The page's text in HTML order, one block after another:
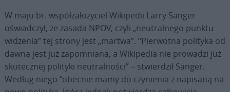
W maju br. współzałożyciel Wikipedii Larry Sanger
oświadczył, że zasada NPOV, czyli „neutralnego punktu
widzenia” tej strony jest „martwa”. “Pierwotna polityka od
dawna jest już zapomniana, a Wikipedia nie prowadzi już
skutecznej polityki neutralności” – stwierdził Sanger.
Według niego “obecnie mamy do czynienia z napisaną na